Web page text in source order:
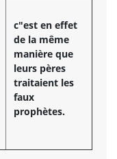
c"est en effet
de la même
manière que
leurs pères
traitaient les
faux
prophètes.